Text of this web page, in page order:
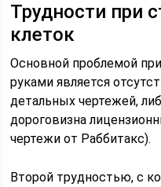
Трудности при
клеток
Основной проблемой
руками является
детальных чертежей,
дороговизна
чертежи от Раббитакс).
Второй трудностью, с